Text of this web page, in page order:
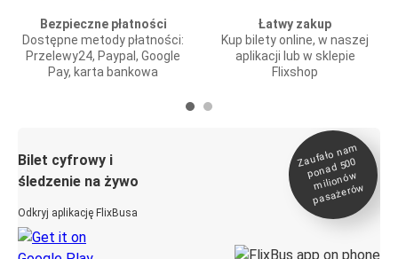
Bezpieczne płatności
Dostępne metody płatności:
Przelewy24, Paypal, Google
Pay, karta bankowa
Łatwy zakup
Kup bilety online, w naszej
aplikacji lub w sklepie
Flixshop
Bilet cyfrowy i
śledzenie na żywo
Odkryj aplikację FlixBusa
Zaufało na
m
ponad 500
milionó
w
pasażeró
w